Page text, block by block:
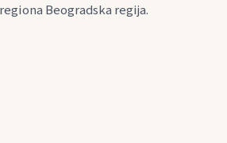
Beogradska regija.